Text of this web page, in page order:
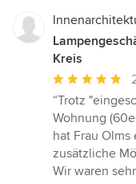
Kreis
Bewertung:
5
von
5
Sternen
“Trotz
Wohnung
hat Frau
zusätzliche
Wir waren